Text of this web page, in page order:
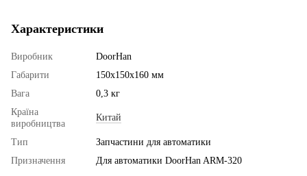
Характеристики
Виробник
DoorHan
Габарити
150х150х160 мм
Вага
0,3 кг
Країна
виробництва
Китай
Тип
Запчастини для автоматики
Призначення
Для автоматики DoorHan ARM-320